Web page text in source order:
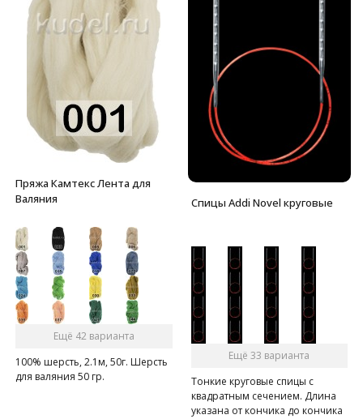
Пряжа Камтекс Лента для
Валяния
Ещё 42 варианта
100% шерсть, 2.1м, 50г. Шерсть
для валяния 50 гр.
Спицы Addi Novel круговые
Ещё 33 варианта
Тонкие круговые спицы с
квадратным сечением. Длина
указана от кончика до кончика